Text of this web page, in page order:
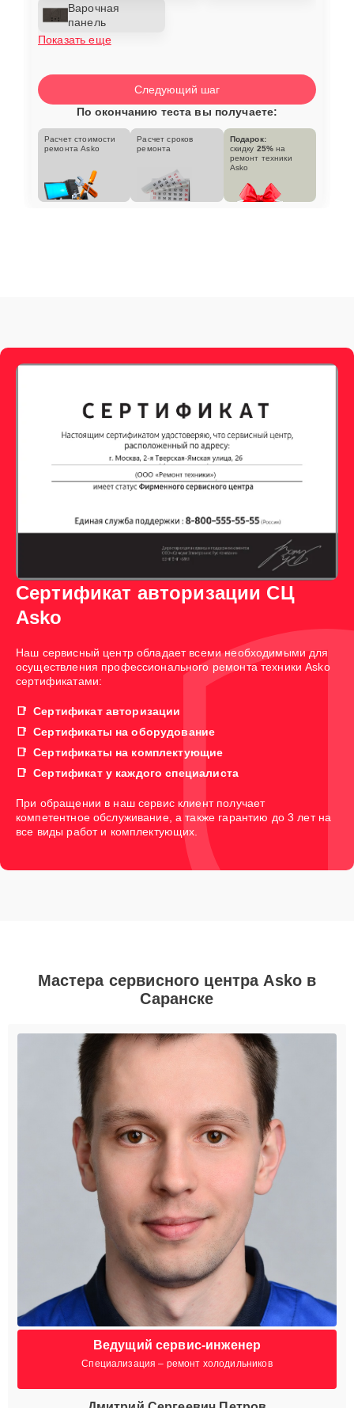
Варочная
панель
Показать еще
Следующий шаг
По окончанию теста вы получаете:
Расчет стоимости
ремонта Asko
Расчет сроков
ремонта
Подарок:
скидку 25% на
ремонт техники
Asko
Сертификат авторизации СЦ
Asko
Наш сервисный центр обладает всеми необходимыми для
осуществления профессионального ремонта техники Asko
сертификатами:
Сертификат авторизации
Сертификаты на оборудование
Сертификаты на комплектующие
Сертификат у каждого специалиста
При обращении в наш сервис клиент получает
компетентное обслуживание, а также гарантию до 3 лет на
все виды работ и комплектующих.
Мастера сервисного центра Asko в
Саранске
Ведущий сервис-инженер
Специализация – ремонт холодильников